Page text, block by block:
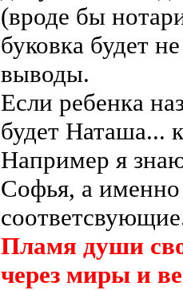
(вроде бы
буковка будет
выводы.
Если ребенка
будет Наташа...
Например я
Софья, а
Пламя души
через миры и